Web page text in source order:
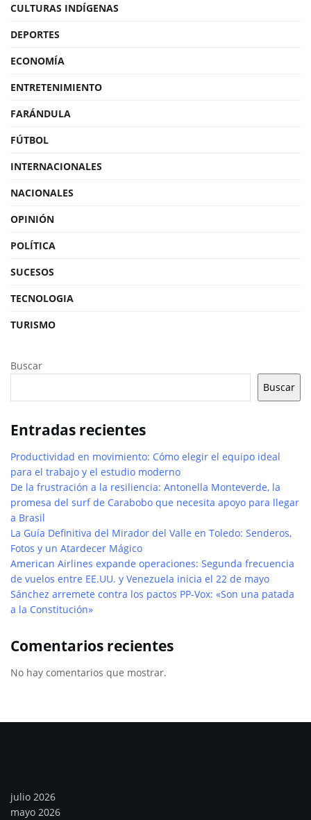
CULTURAS INDÍGENAS
DEPORTES
ECONOMÍA
ENTRETENIMIENTO
FARÁNDULA
FÚTBOL
INTERNACIONALES
NACIONALES
OPINIÓN
POLÍTICA
SUCESOS
TECNOLOGIA
TURISMO
Buscar
Buscar
Entradas recientes
Productividad en movimiento: Cómo elegir el equipo ideal
para el trabajo y el estudio moderno
De la frustración a la resiliencia: Antonella Monteverde, la
promesa del surf de Carabobo que necesita apoyo para llegar
a Brasil
La Guía Definitiva del Mirador del Valle en Toledo: Senderos,
Fotos y un Atardecer Mágico
American Airlines expande operaciones: Segunda frecuencia
de vuelos entre EE.UU. y Venezuela inicia el 22 de mayo
Sánchez arremete contra los pactos PP-Vox: «Son una patada
a la Constitución»
Comentarios recientes
No hay comentarios que mostrar.
julio 2026
mayo 2026